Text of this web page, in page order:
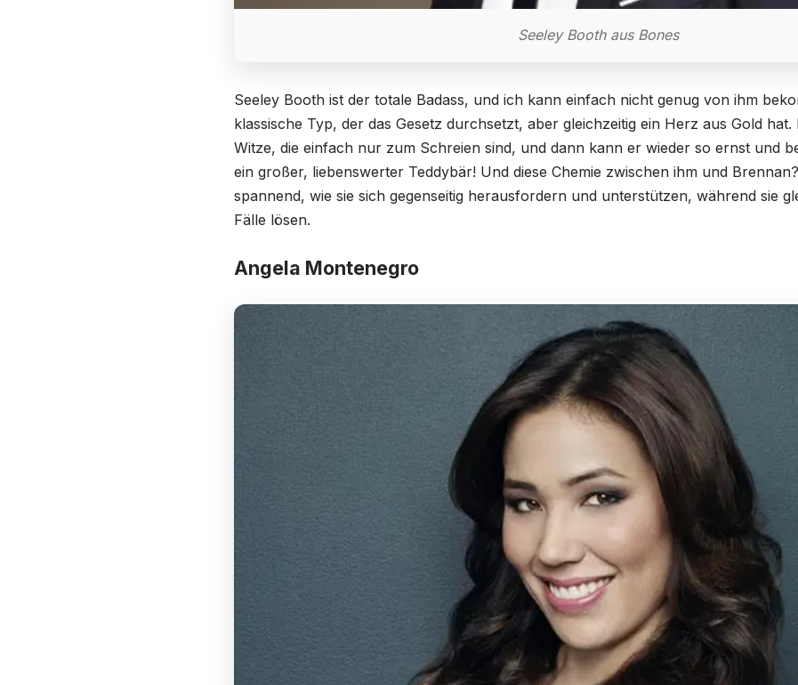
Seeley Booth aus Bones
Seeley Booth ist der totale Badass, und ich kann einfach nicht genug von ihm
klassische Typ, der das Gesetz durchsetzt, aber gleichzeitig ein Herz aus Gold
Witze, die einfach nur zum Schreien sind, und dann kann er wieder so ernst und
ein großer, liebenswerter Teddybär! Und diese Chemie zwischen ihm und
spannend, wie sie sich gegenseitig herausfordern und unterstützen, während sie
Fälle lösen.
Angela Montenegro